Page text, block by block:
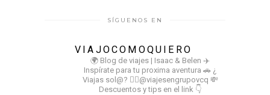
SÍGUENOS EN
VIAJOCOMOQUIERO
🌍 Blog de viajes | Isaac & Belen ✈️
Inspírate para tu proxima aventura 🚗 ¿
Viajas sol@? 👉🏻@viajesengrupovcq 💸
Descuentos y tips en el link 👇